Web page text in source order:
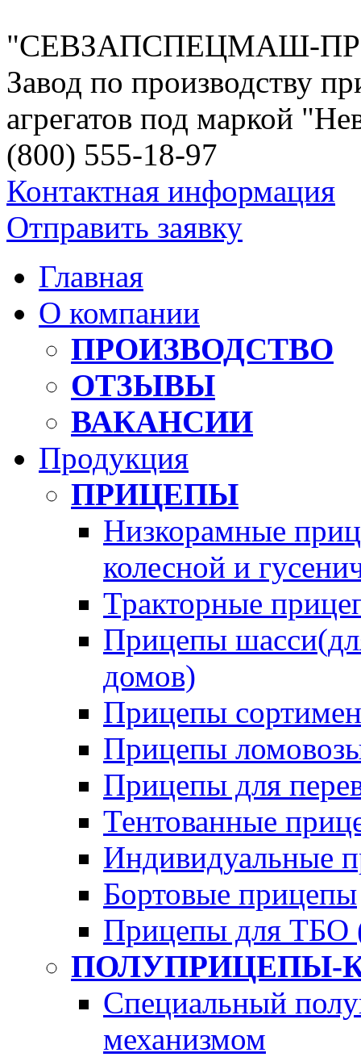
"СЕВЗАПСПЕЦМАШ-
Завод по производству
агрегатов под маркой
(800) 555-18-97
Контактная информация
Отправить заявку
Главная
О компании
ПРОИЗВОДСТВО
ОТЗЫВЫ
ВАКАНСИИ
Продукция
ПРИЦЕПЫ
Низкорамные
колесной и
Тракторные
Прицепы
домов)
Прицепы
Прицепы
Прицепы для
Тентованные
Индивидуальные
Бортовые прицепы
Прицепы для ТБО
ПОЛУПРИЦЕПЫ-
Специальный
механизмом